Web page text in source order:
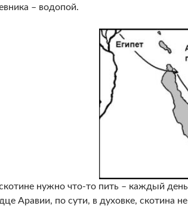
– водопой.
нужно что-то пить – каждый
Аравии, по сути, в духовке, скотина